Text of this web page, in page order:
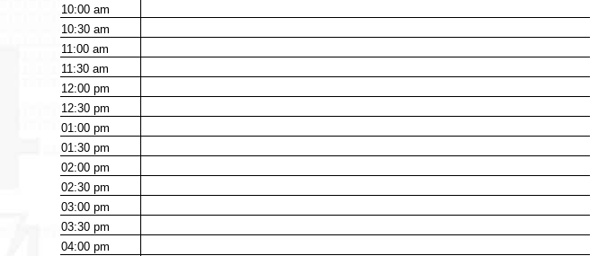
10:00am
10:30am
11:00am
11:30am
12:00pm
12:30pm
01:00pm
01:30pm
02:00pm
02:30pm
03:00pm
03:30pm
04:00pm